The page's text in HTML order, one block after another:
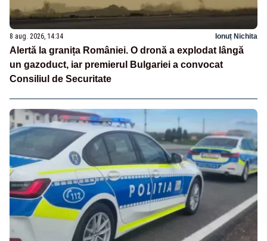
8 aug. 2026, 14:34 Ionuț Nichita
Alertă la granița României. O dronă a explodat lângă
un gazoduct, iar premierul Bulgariei a convocat
Consiliul de Securitate